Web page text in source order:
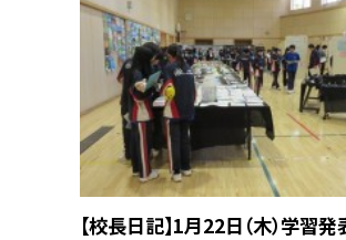
【校長日記】1月22日（木）学習発